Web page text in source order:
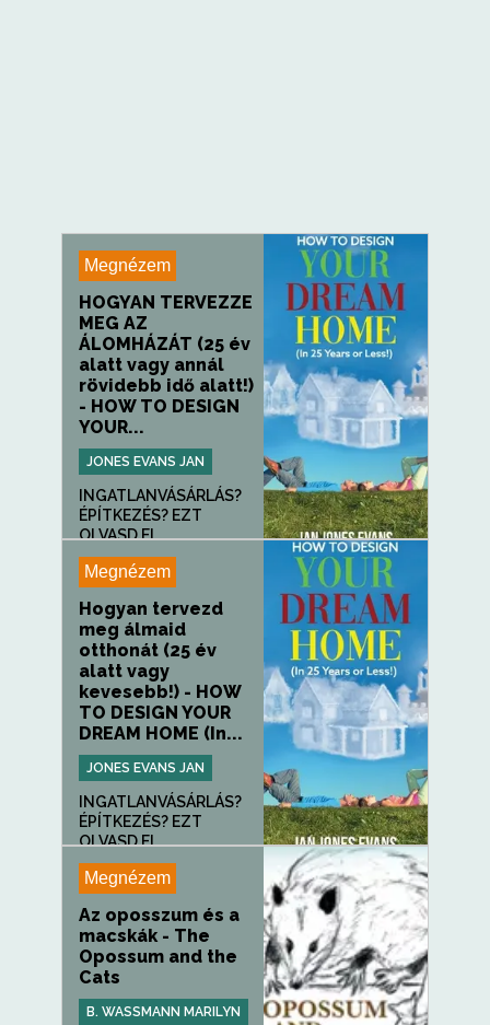
Megnézem
HOGYAN TERVEZZE
MEG AZ
ÁLOMHÁZÁT (25 év
alatt vagy annál
rövidebb idő alatt!)
- HOW TO DESIGN
YOUR...
JONES EVANS JAN
INGATLANVÁSÁRLÁS?
ÉPÍTKEZÉS? EZT
OLVASD EL...
Megnézem
Hogyan tervezd
meg álmaid
otthonát (25 év
alatt vagy
kevesebb!) - HOW
TO DESIGN YOUR
DREAM HOME (In...
JONES EVANS JAN
INGATLANVÁSÁRLÁS?
ÉPÍTKEZÉS? EZT
OLVASD EL...
Megnézem
Az oposszum és a
macskák - The
Opossum and the
Cats
B. WASSMANN MARILYN